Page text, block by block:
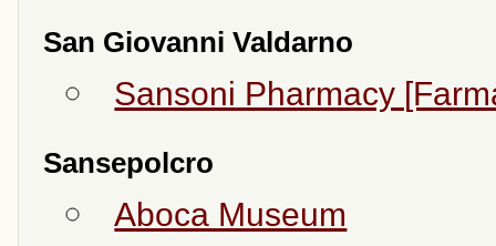
San Giovanni Valdarno
Sansoni Pharmacy
Sansepolcro
Aboca Museum